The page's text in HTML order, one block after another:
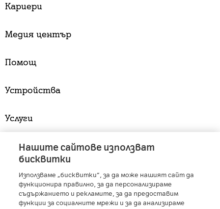
Кариери
Медия център
Помощ
Устройства
Услуги
A1 Austria - A1 Croatia
A1 Bulgaria
- A1 Macedonia - A1 Slovenia
A1 Digital
- Member of A1 Group
Нашите сайтове използват
бисквитки
Използваме „бисквитки“, за да може нашият сайт да
функционира правилно, за да персонализираме
съдържанието и рекламите, за да предоставим
функции за социалните мрежи и за да анализираме